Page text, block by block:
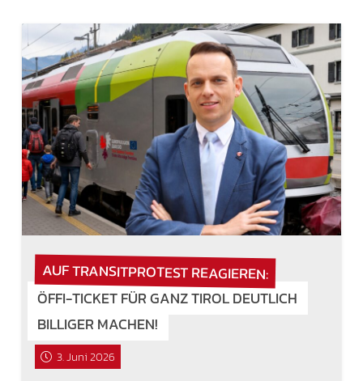
AUF TRANSITPROTEST REAGIEREN:
ÖFFI-TICKET FÜR GANZ TIROL DEUTLICH
BILLIGER MACHEN!
3. Juni 2026